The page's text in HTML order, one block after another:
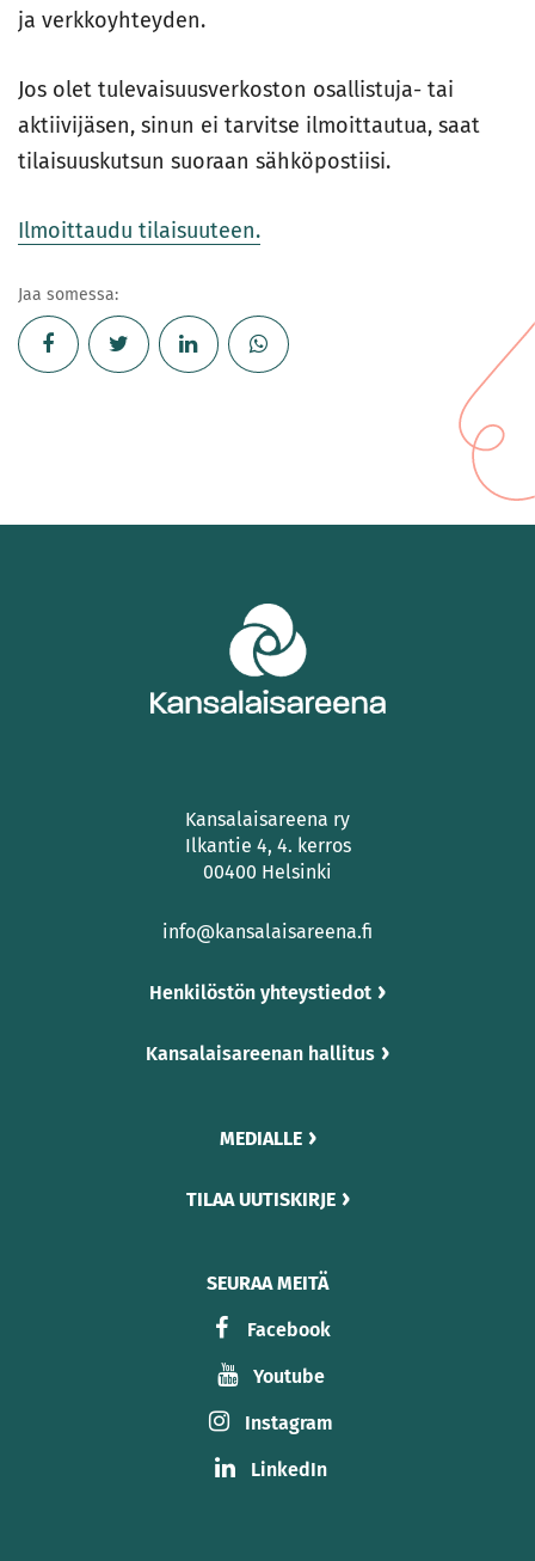
ja verkkoyhteyden.
Jos olet tulevaisuusverkoston osallistuja- tai
aktiivijäsen, sinun ei tarvitse ilmoittautua, saat
tilaisuuskutsun suoraan sähköpostiisi.
Ilmoittaudu tilaisuuteen.
Jaa somessa:
Kansalaisareena ry
Ilkantie 4, 4. kerros
00400 Helsinki
info@kansalaisareena.fi
Henkilöstön yhteystiedot
Kansalaisareenan hallitus
MEDIALLE
TILAA UUTISKIRJE
SEURAA MEITÄ
Facebook
Youtube
Instagram
LinkedIn